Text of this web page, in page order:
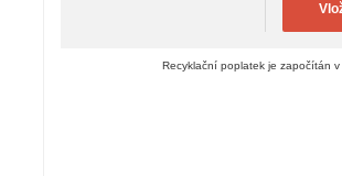
Recyklační poplatek je započítán v